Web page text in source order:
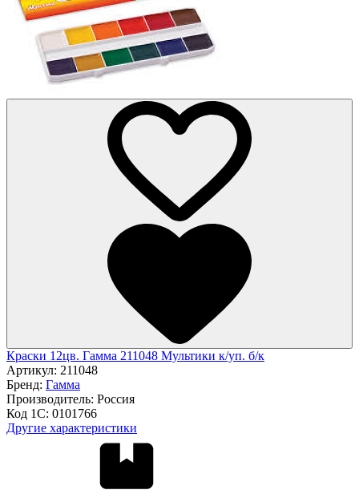
Краски 12цв. Гамма 211048 Мультики к/уп. б/к
Артикул: 211048
Бренд: Гамма
Производитель: Россия
Код 1С: 0101766
Другие характеристики